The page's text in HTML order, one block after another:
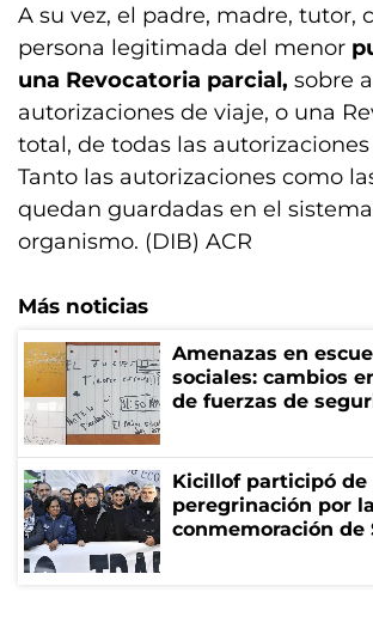
A su vez, el padre, madre, tutor,
persona legitimada del menor
una Revocatoria parcial, sobre
autorizaciones de viaje, o una
total, de todas las autorizaciones
Tanto las autorizaciones como
quedan guardadas en el
organismo. (DIB) ACR
Más noticias
Amenazas en
sociales: cambios
de fuerzas de
Kicillof participó de
peregrinación por la
conmemoración de